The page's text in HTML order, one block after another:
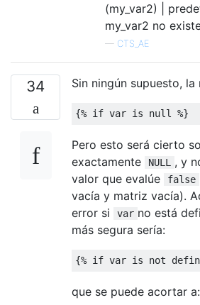
(my_var2) |
my_var2 no
— CTS_AE
34 Sin ningún supuesto, la
{% if var is null %}
Pero esto será cierto
exactamente
NULL
, y
valor que evalúe
false
vacía y matriz vacía).
error si
var no está
más segura sería:
{% if var is not
que se puede acortar a: